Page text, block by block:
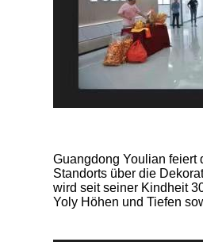
Guangdong Youlian feiert
Standorts über die
wird seit seiner Kindheit
Yoly Höhen und Tiefen